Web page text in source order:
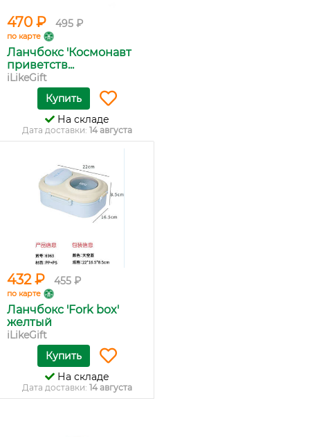
470 ₽ 495 ₽
по карте
Ланчбокс 'Космонавт
приветств...
iLikeGift
Купить
На складе
Дата доставки: 14 августа
432 ₽ 455 ₽
по карте
Ланчбокс 'Fork box'
желтый
iLikeGift
Купить
На складе
Дата доставки: 14 августа